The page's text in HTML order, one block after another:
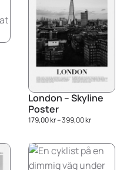
London – Skyline
Poster
179,00kr–399,00kr